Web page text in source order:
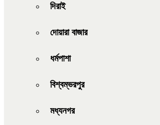
দিরাই
দোয়ারা বাজার
ধর্মপাশা
বিশ্বম্ভরপুর
মধ্যনগর